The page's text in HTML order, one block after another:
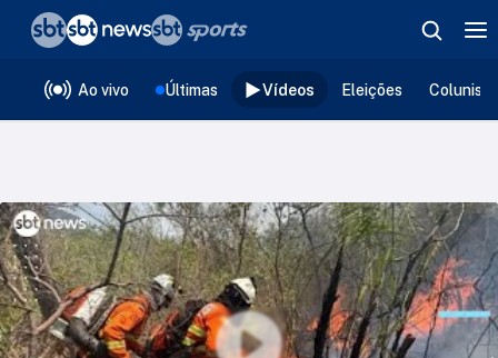
Ao vivo Últimas Vídeos Eleições
❮voltar
Editorias